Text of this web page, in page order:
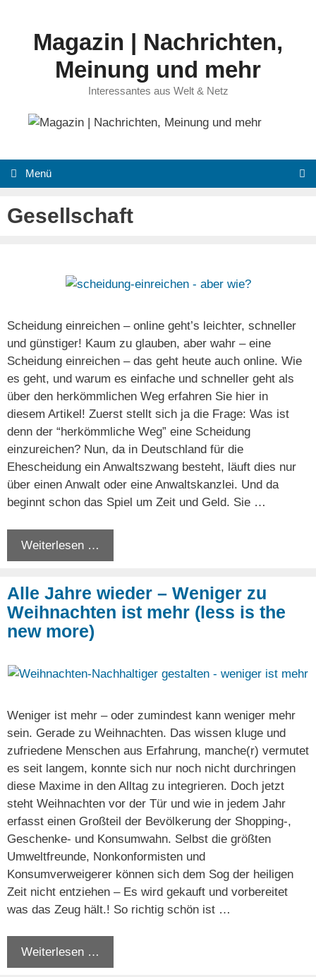
springenMagazin | Nachrichten,
Meinung und mehr
Interessantes aus Welt & Netz
Menü
Gesellschaft
Scheidung einreichen – online geht’s leichter, schneller
und günstiger! Kaum zu glauben, aber wahr – eine
Scheidung einreichen – das geht heute auch online. Wie
es geht, und warum es einfache und schneller geht als
über den herkömmlichen Weg erfahren Sie hier in
diesem Artikel! Zuerst stellt sich ja die Frage: Was ist
denn der “herkömmliche Weg” eine Scheidung
einzureichen? Nun, da in Deutschland für die
Ehescheidung ein Anwaltszwang besteht, läuft dies nur
über einen Anwalt oder eine Anwaltskanzlei. Und da
beginnt schon das Spiel um Zeit und Geld. Sie …
Weiterlesen …
Alle Jahre wieder – Weniger zu
Weihnachten ist mehr (less is the
new more)
Weniger ist mehr – oder zumindest kann weniger mehr
sein. Gerade zu Weihnachten. Das wissen kluge und
zufriedene Menschen aus Erfahrung, manche(r) vermutet
es seit langem, konnte sich nur noch nicht durchringen
diese Maxime in den Alltag zu integrieren. Doch jetzt
steht Weihnachten vor der Tür und wie in jedem Jahr
erfasst einen Großteil der Bevölkerung der Shopping-,
Geschenke- und Konsumwahn. Selbst die größten
Umweltfreunde, Nonkonformisten und
Konsumverweigerer können sich dem Sog der heiligen
Zeit nicht entziehen – Es wird gekauft und vorbereitet
was das Zeug hält.! So richtig schön ist …
Weiterlesen …